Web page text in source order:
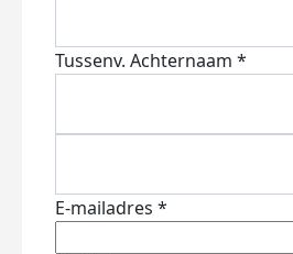
Tussenv. Achternaam *
E-mailadres *